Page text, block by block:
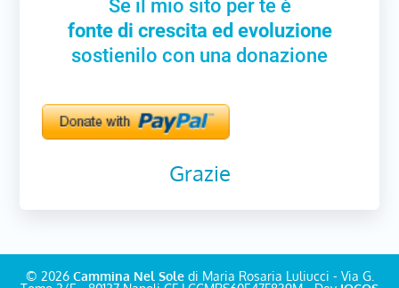
Se il mio sito per te è
fonte di crescita ed evoluzione
sostienilo con una donazione
Grazie
© 2026 Cammina Nel Soledi Maria Rosaria Luliucci - Via G.